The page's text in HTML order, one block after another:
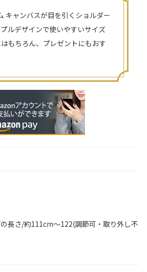
キャンバスが目を引くショルダー
ルデザインで使いやすいサイズ
もちろん、プレゼントにもおす
長さ/約111cm～122(調節可・取り外し不